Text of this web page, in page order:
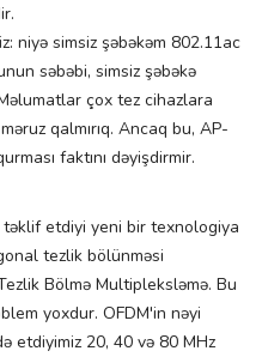
niyə simsiz şəbəkəm 802.11ac
səbəbi, simsiz şəbəkə
çox tez cihazlara
qalmırıq. Ancaq bu, AP-
faktını dəyişdirmir.
etdiyi yeni bir texnologiya
tezlik bölünməsi
Bölmə Multipleksləmə. Bu
yoxdur. OFDM'in nəyi
etdiyimiz 20, 40 və 80 MHz